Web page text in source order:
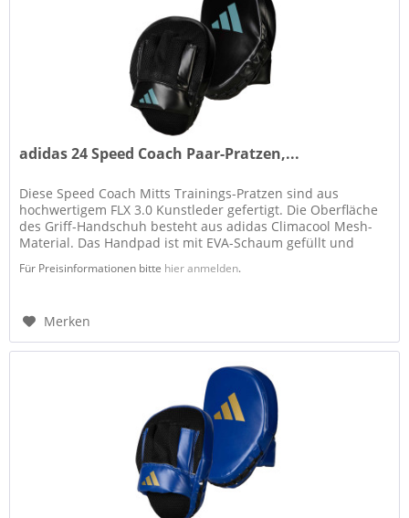
adidas 24 Speed Coach Paar-Pratzen,...
Diese Speed Coach Mitts Trainings-Pratzen sind aus
hochwertigem FLX 3.0 Kunstleder gefertigt. Die Oberfläche
des Griff-Handschuh besteht aus adidas Climacool Mesh-
Material. Das Handpad ist mit EVA-Schaum gefüllt und
Für Preisinformationen bitte hier anmelden.
Merken